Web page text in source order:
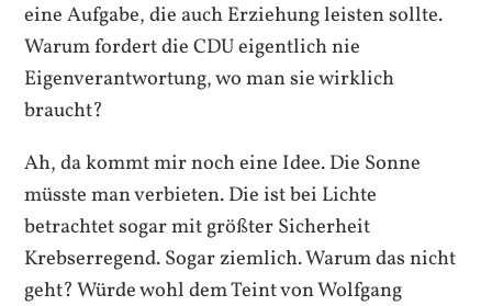
eine Aufgabe, die auch Erziehung leisten sollte.
Warum fordert die CDU eigentlich nie
Eigenverantwortung, wo man sie wirklich
braucht?
Ah, da kommt mir noch eine Idee. Die Sonne
müsste man verbieten. Die ist bei Lichte
betrachtet sogar mit größter Sicherheit
Krebserregend. Sogar ziemlich. Warum das nicht
geht? Würde wohl dem Teint von Wolfgang